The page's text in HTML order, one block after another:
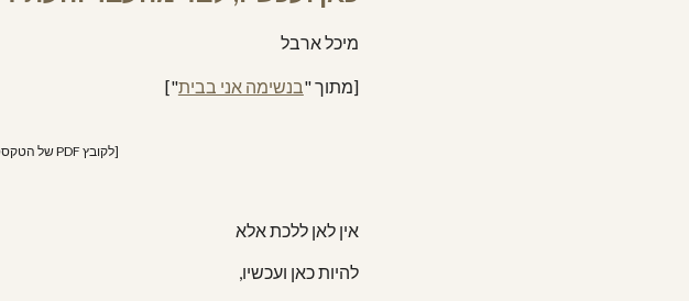
מיכל ארבל
[מתוך "בנשימה אני בבית"]
[לקובץ PDF של הטקסט:
אין לאן ללכת אלא
להיות כאן ועכשיו,